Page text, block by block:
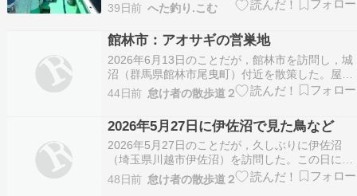
組めないという悪循環に陥ると激しく凹む。土曜
の午後アジ→夜メバルは午後アジが満船。慌てて
ほかの釣り物を探すも凪の週末は釣行予定者が多
いようで……これだというプラン見つからず。 予
約したけど…
39日前 へた釣り.こむ
館林市：アオサギの営巣地
2026年6月13日のことだが，館林市を訪問し，城
沼（群馬県館林市尾曳町）付近を散策した。屋外
展示されているパブリックアートを鑑賞しながら
散策中，たまたま，八幡宮（群馬県館林市城町）
の社殿裏にある樹木にアオサギ（Ardea
cinerea）が営巣しているところを観ることがで
きた…
44日前 怠け者の散歩道２
2026年5月27日に伊佐沼で見た鳥など
2026年5月27日のことだが，久しぶりに伊佐沼
（埼玉県川越市伊佐沼）を訪問した。この日に観
ることのできた野鳥の中で，コアジサシ
（Sternula albifrons）に関しては，既に別のブロ
48日前 怠け者の散歩道２